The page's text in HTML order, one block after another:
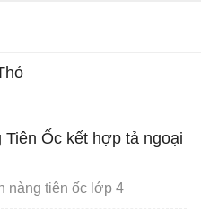
Ốc kết hợp tả ngoại
nàng tiên ốc lớp 4